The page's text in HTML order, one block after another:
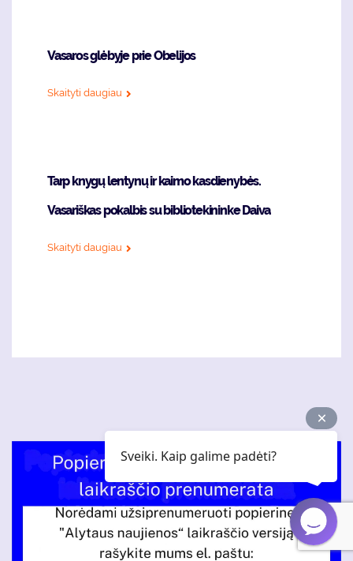
Vasaros glėbyje prie Obelijos
Skaityti daugiau
Tarp knygų lentynų ir kaimo kasdienybės.
Vasariškas pokalbis su bibliotekininke Daiva
Skaityti daugiau
Sveiki. Kaip galime padėti?